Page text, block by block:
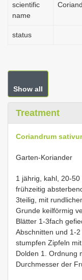
scientific
name
status
Show all
Treatment
Coriandrum
Garten-Koriander
1 jährig, kahl, 20-
frühzeitig
3teilig, mit
Grunde keilförmig
Blätter 1-3fach
Abschnitten und 1-
stumpfen Zipfeln
Dolden 1. Ordnung
Durchmesser der